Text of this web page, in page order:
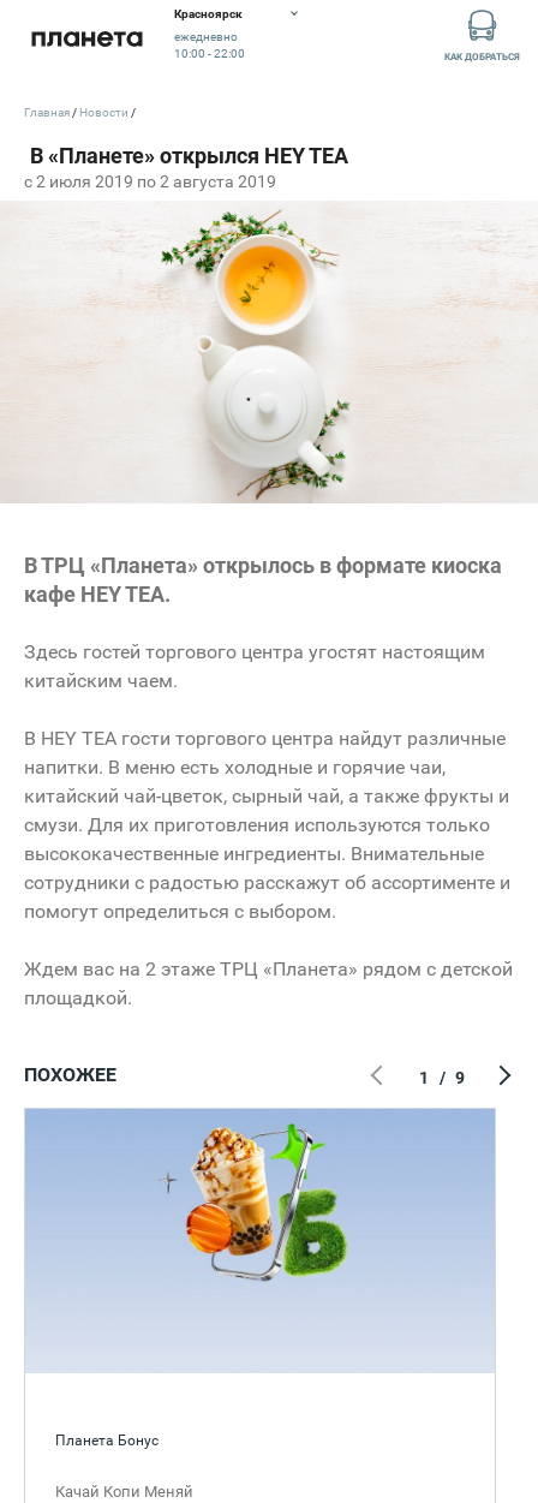
Красноярск
ежедневно
10:00 - 22:00
КАК ДОБРАТЬСЯ
c 2 июля 2019 по 2 августа 2019
Главная Новости
В ТРЦ «Планета» открылось в формате киоска
кафе HEY TEA.
Здесь гостей торгового центра угостят настоящим
китайским чаем.
В HEY TEA гости торгового центра найдут различные
напитки. В меню есть холодные и горячие чаи,
китайский чай-цветок, сырный чай, а также фрукты и
смузи. Для их приготовления используются только
высококачественные ингредиенты. Внимательные
сотрудники с радостью расскажут об ассортименте и
помогут определиться с выбором.
Ждем вас на 2 этаже ТРЦ «Планета» рядом с детской
площадкой.
ПОХОЖЕЕ
Планета Бонус
Качай Копи Меняй
1 / 9